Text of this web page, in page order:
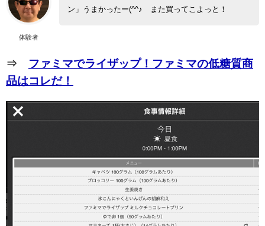
体験者
ン」うまかったー(^^♪ また買ってこよっと！
⇒ ファミマでライザップ！ファミマの低糖質商
品はコレだ！